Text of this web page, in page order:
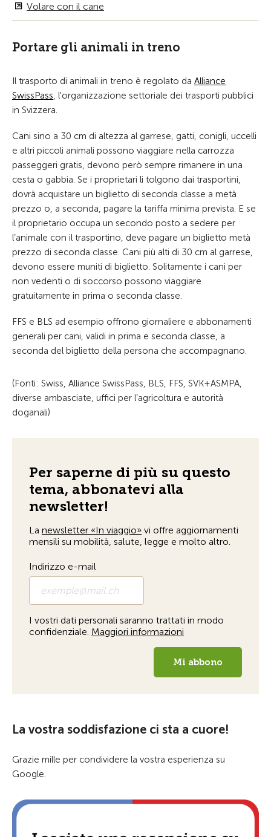
Volare con il cane
Portare gli animali in treno
Il trasporto di animali in treno è regolato da Alliance
SwissPass, l'organizzazione settoriale dei trasporti pubblici
in Svizzera.
Cani sino a 30 cm di altezza al garrese, gatti, conigli, uccelli
e altri piccoli animali possono viaggiare nella carrozza
passeggeri gratis, devono però sempre rimanere in una
cesta o gabbia. Se i proprietari li tolgono dai trasportini,
dovrà acquistare un biglietto di seconda classe a metà
prezzo o, a seconda, pagare la tariffa minima prevista. E se
il proprietario occupa un secondo posto a sedere per
l’animale con il trasportino, deve pagare un biglietto metà
prezzo di seconda classe. Cani più alti di 30 cm al garrese,
devono essere muniti di biglietto. Solitamente i cani per
non vedenti o di soccorso possono viaggiare
gratuitamente in prima o seconda classe.
FFS e BLS ad esempio offrono giornaliere e abbonamenti
generali per cani, validi in prima e seconda classe, a
seconda del biglietto della persona che accompagnano.
(Fonti: Swiss, Alliance SwissPass, BLS, FFS, SVK+ASMPA,
diverse ambasciate, uffici per l’agricoltura e autorità
doganali)
La vostra soddisfazione ci sta a cuore!
Grazie mille per condividere la vostra esperienza su
Google.